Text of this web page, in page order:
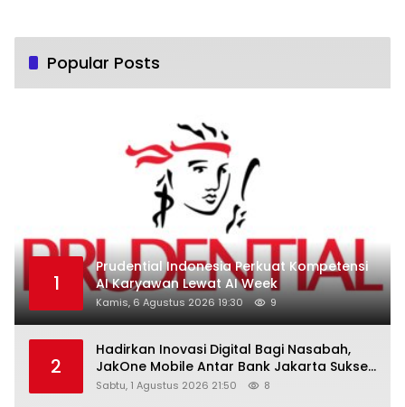
Popular Posts
1
Prudential Indonesia Perkuat Kompetensi
AI Karyawan Lewat AI Week
Kamis, 6 Agustus 2026 19:30 9
2
Hadirkan Inovasi Digital Bagi Nasabah,
JakOne Mobile Antar Bank Jakarta Sukses
Raih Digital Excellence Awards 2026
Sabtu, 1 Agustus 2026 21:50 8